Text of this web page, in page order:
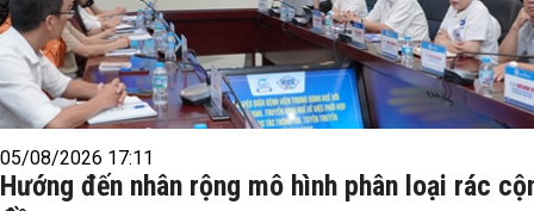
05/08/2026 17:11
Hướng đến nhân rộng mô hình phân loại rác